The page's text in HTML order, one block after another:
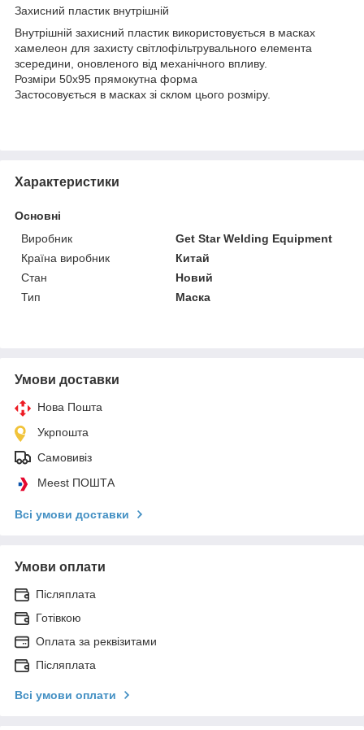
Захисний пластик внутрішній
Внутрішній захисний пластик використовується в масках
хамелеон для захисту світлофільтрувального елемента
зсередини, оновленого від механічного впливу.
Розміри 50х95 прямокутна форма
Застосовується в масках зі склом цього розміру.
Характеристики
Основні
Виробник
Get Star Welding Equipment
Країна виробник
Китай
Стан
Новий
Тип
Маска
Умови доставки
Нова Пошта
Укрпошта
Самовивіз
Meest ПОШТА
Всі умови доставки
Умови оплати
Післяплата
Готівкою
Оплата за реквізитами
Післяплата
Всі умови оплати